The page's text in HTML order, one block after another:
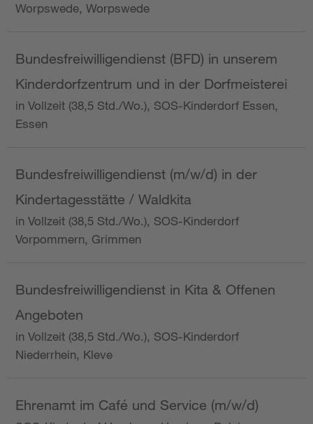
Worpswede, Worpswede
Bundesfreiwilligendienst (BFD) in unserem
Kinderdorfzentrum und in der Dorfmeisterei
in Vollzeit (38,5 Std./Wo.), SOS-Kinderdorf Essen,
Essen
Bundesfreiwilligendienst (m/w/d) in der
Kindertagesstätte / Waldkita
in Vollzeit (38,5 Std./Wo.), SOS-Kinderdorf
Vorpommern, Grimmen
Bundesfreiwilligendienst in Kita & Offenen
Angeboten
in Vollzeit (38,5 Std./Wo.), SOS-Kinderdorf
Niederrhein, Kleve
Ehrenamt im Café und Service (m/w/d)